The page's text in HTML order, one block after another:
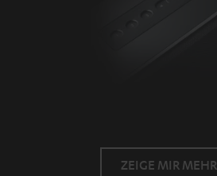
ZEIGE MIR MEHR